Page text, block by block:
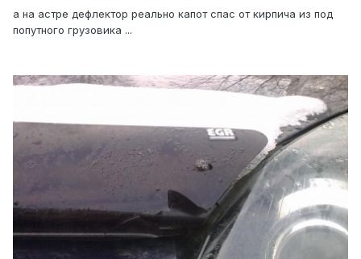
а на астре дефлектор реально капот спас от кирпича из под
попутного грузовика ...